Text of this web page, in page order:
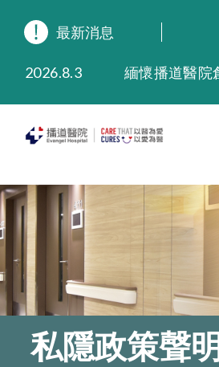
最新消息
2026.8.3
2025.9.23
2025.7.21
私隱政策聲明